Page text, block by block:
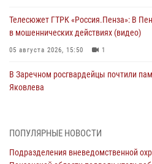
Телесюжет ГТРК «Россия.Пенза»: В
в мошеннических действиях (видео)
05 августа 2026, 15:50 1
В Заречном росгвардейцы почтили
Яковлева
Сотрудники пензенского ОМОН
05 августа 2026, 06:15
ПОПУЛЯРНЫЕ НОВОСТИ
Подразделения вневедомственной